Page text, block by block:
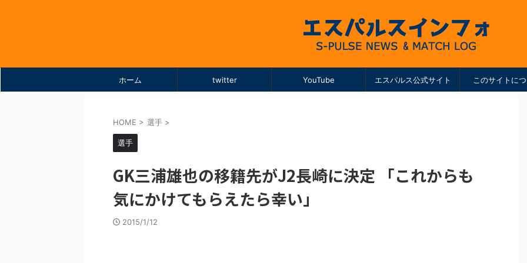
ホーム twitter YouTube エスパルス公式サイト このサイトに
HOME > 選手 >
選手
GK三浦雄也の移籍先がJ2長崎に決定 「これからも
気にかけてもらえたら幸い」
2015/1/12